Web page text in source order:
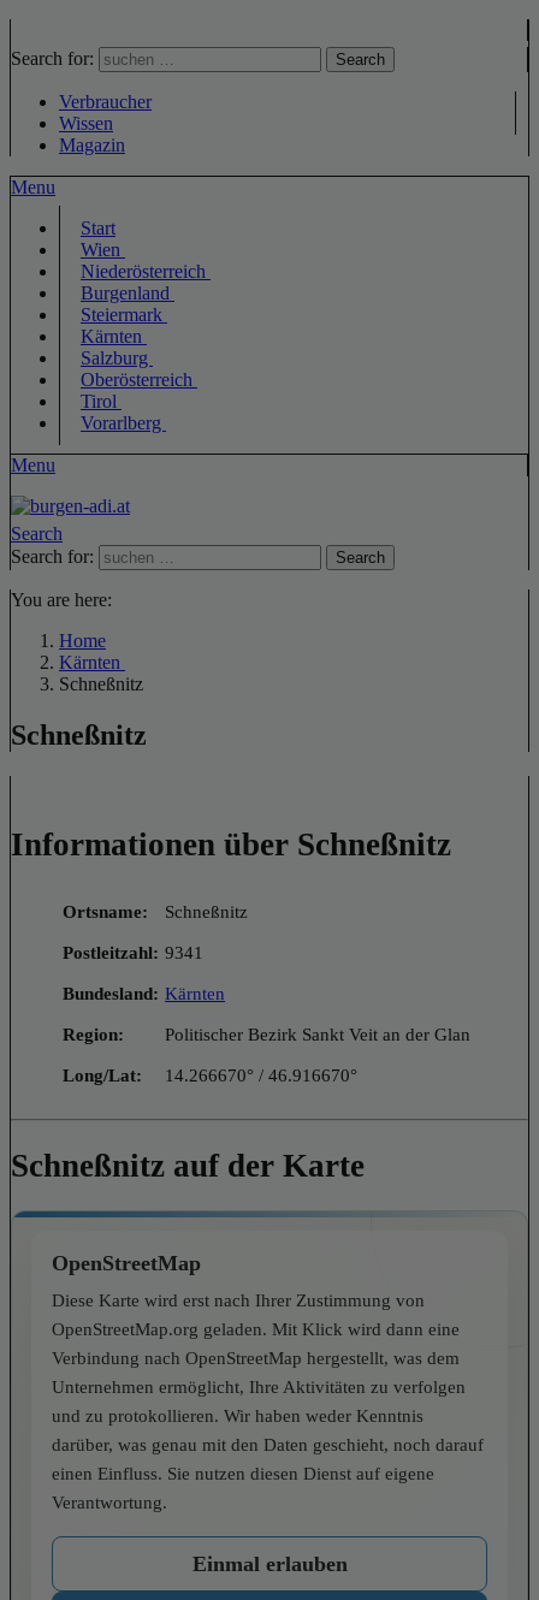
Search for: Search
Verbraucher
Wissen
Magazin
Menu
Start
Wien
Niederösterreich
Burgenland
Steiermark
Kärnten
Salzburg
Oberösterreich
Tirol
Vorarlberg
Menu
Search
Search for:
Search
You are here:
Home
Kärnten
Schneßnitz
Schneßnitz
Informationen über Schneßnitz
Ortsname: Schneßnitz
Postleitzahl: 9341
Bundesland: Kärnten
Region: Politischer Bezirk Sankt Veit an der Glan
Long/Lat: 14.266670° / 46.916670°
Schneßnitz auf der Karte
OpenStreetMap
Diese Karte wird erst nach Ihrer Zustimmung von
OpenStreetMap.org geladen. Mit Klick wird dann eine
Verbindung nach OpenStreetMap hergestellt, was dem
Unternehmen ermöglicht, Ihre Aktivitäten zu verfolgen
und zu protokollieren. Wir haben weder Kenntnis
darüber, was genau mit den Daten geschieht, noch darauf
einen Einfluss. Sie nutzen diesen Dienst auf eigene
Verantwortung.
Einmal erlauben